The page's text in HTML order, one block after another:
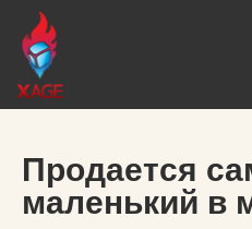
Продается
маленький в